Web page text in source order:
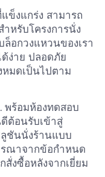
ข็งแกร่ง สามารถ
หรับโครงการนั่ง
อกวงแหวนของเรา
ง่าย ปลอดภัย
หมดเป็นไปตาม
พร้อมห้องทดสอบ
ต้อนรับเข้าสู่
ลูชันนั่งร้านแบบ
ณาจากข้อกำหนด
สั่งซื้อหลังจากเยี่ยม